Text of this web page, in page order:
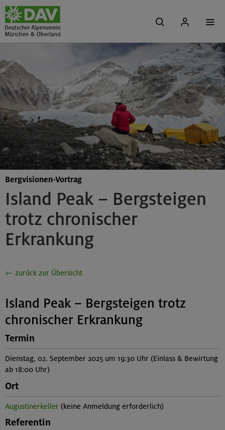
Island Peak – Bergsteigen
trotz chronischer
Erkrankung
Bergvisionen-Vortrag
← zurück zur Übersicht
Island Peak – Bergsteigen trotz
chronischer Erkrankung
Termin
Dienstag, 02. September 2025 um 19:30 Uhr (Einlass & Bewirtung
ab 18:00 Uhr)
Ort
Augustinerkeller (keine Anmeldung erforderlich)
Referentin